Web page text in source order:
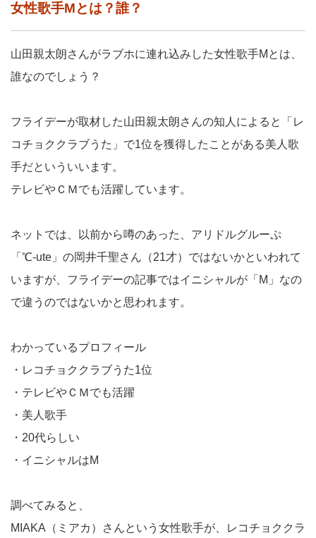
女性歌手Mとは？誰？
山田親太朗さんがラブホに連れ込みした女性歌手Mとは、
誰なのでしょう？
フライデーが取材した山田親太朗さんの知人によると「レ
コチョククラブうた」で1位を獲得したことがある美人歌
手だといういいます。
テレビやＣＭでも活躍しています。
ネットでは、以前から噂のあった、アリドルグルーぷ
「℃-ute」の岡井千聖さん（21才）ではないかといわれて
いますが、フライデーの記事ではイニシャルが「M」なの
で違うのではないかと思われます。
わかっているプロフィール
・レコチョククラブうた1位
・テレビやＣＭでも活躍
・美人歌手
・20代らしい
・イニシャルはM
調べてみると、
MIAKA（ミアカ）さんという女性歌手が、レコチョククラ